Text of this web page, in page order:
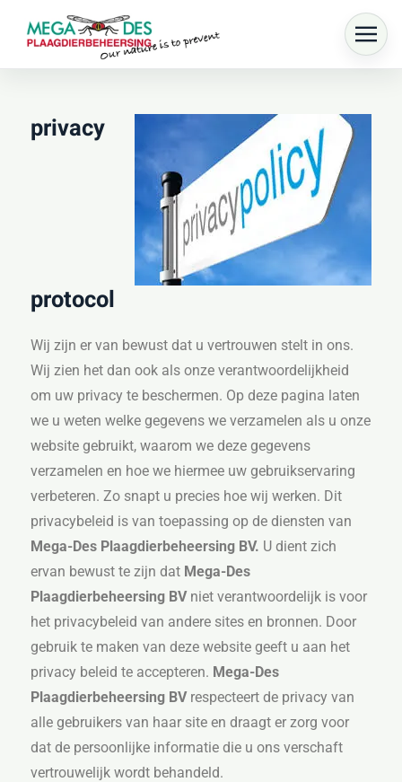
Skip to main content
privacy
protocol
Wij zijn er van bewust dat u vertrouwen stelt in ons.
Wij zien het dan ook als onze verantwoordelijkheid
om uw privacy te beschermen. Op deze pagina laten
we u weten welke gegevens we verzamelen als u onze
website gebruikt, waarom we deze gegevens
verzamelen en hoe we hiermee uw gebruikservaring
verbeteren. Zo snapt u precies hoe wij werken. Dit
privacybeleid is van toepassing op de diensten van
Mega-Des Plaagdierbeheersing BV. U dient zich
ervan bewust te zijn dat Mega-Des
Plaagdierbeheersing BVniet verantwoordelijk is voor
het privacybeleid van andere sites en bronnen. Door
gebruik te maken van deze website geeft u aan het
privacy beleid te accepteren. Mega-Des
Plaagdierbeheersing BVrespecteert de privacy van
alle gebruikers van haar site en draagt er zorg voor
dat de persoonlijke informatie die u ons verschaft
vertrouwelijk wordt behandeld.